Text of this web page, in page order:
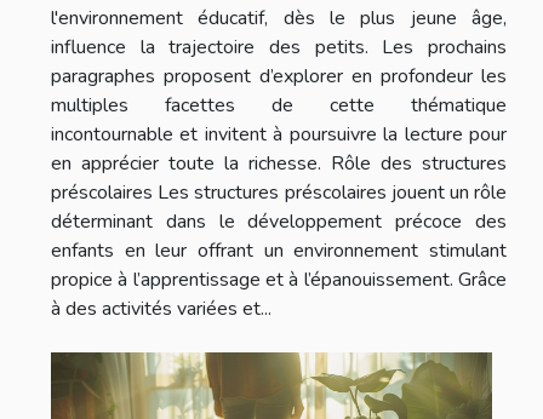
l'environnement éducatif, dès le plus jeune âge,
influence la trajectoire des petits. Les prochains
paragraphes proposent d’explorer en profondeur les
multiples facettes de cette thématique
incontournable et invitent à poursuivre la lecture pour
en apprécier toute la richesse. Rôle des structures
préscolaires Les structures préscolaires jouent un rôle
déterminant dans le développement précoce des
enfants en leur offrant un environnement stimulant
propice à l’apprentissage et à l’épanouissement. Grâce
à des activités variées et...